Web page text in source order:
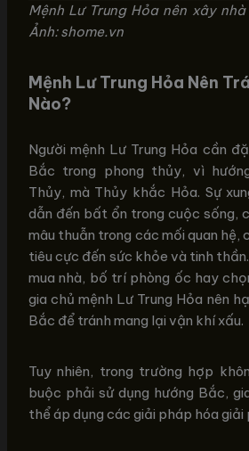
Mệnh Lư Trung Hỏa nên xây
Ảnh: shome.vn
Mệnh Lư Trung Hỏa Nên
Nào?
Người mệnh Lư Trung Hỏa cần
Bắc trong phong thủy, vì
Thủy, mà Thủy khắc Hỏa. Sự
dẫn đến bất ổn trong cuộc sống,
mâu thuẫn trong các mối quan hệ,
tiêu cực đến sức khỏe và tinh
mua nhà, bố trí phòng ốc hay
gia chủ mệnh Lư Trung Hỏa nên
Bắc để tránh mang lại vận khí xấu.
Tuy nhiên, trong trường hợp
buộc phải sử dụng hướng Bắc,
thể áp dụng các giải pháp hóa giải